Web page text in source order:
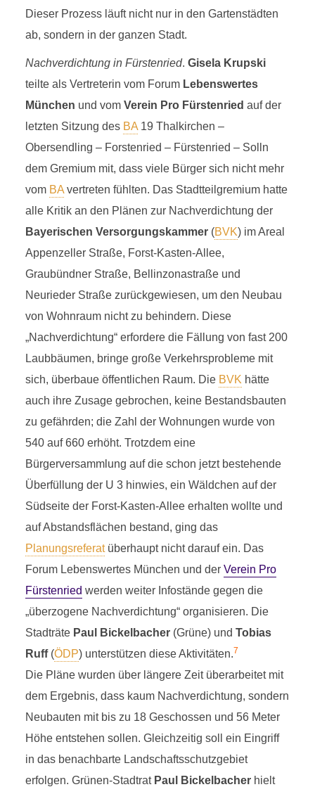
Dieser Prozess läuft nicht nur in den Gartenstädten
ab, sondern in der ganzen Stadt.
Nachverdichtung in Fürstenried. Gisela Krupski
teilte als Vertreterin vom Forum Lebenswertes
München und vom Verein Pro Fürstenried auf der
letzten Sitzung des BA19 Thalkirchen –
Obersendling – Forstenried – Fürstenried – Solln
dem Gremium mit, dass viele Bürger sich nicht mehr
vom BAvertreten fühlten. Das Stadtteilgremium hatte
alle Kritik an den Plänen zur Nachverdichtung der
Bayerischen Versorgungskammer(BVK) im Areal
Appenzeller Straße, Forst-Kasten-Allee,
Graubündner Straße, Bellinzonastraße und
Neurieder Straße zurückgewiesen, um den Neubau
von Wohnraum nicht zu behindern. Diese
„Nachverdichtung“ erfordere die Fällung von fast 200
Laubbäumen, bringe große Verkehrsprobleme mit
sich, überbaue öffentlichen Raum. Die BVK hätte
auch ihre Zusage gebrochen, keine Bestandsbauten
zu gefährden; die Zahl der Wohnungen wurde von
540 auf 660 erhöht. Trotzdem eine
Bürgerversammlung auf die schon jetzt bestehende
Überfüllung der U 3 hinwies, ein Wäldchen auf der
Südseite der Forst-Kasten-Allee erhalten wollte und
auf Abstandsflächen bestand, ging das
Planungsreferatüberhaupt nicht darauf ein. Das
Forum Lebenswertes München und der Verein Pro
Fürstenried werden weiter Infostände gegen die
„überzogene Nachverdichtung“ organisieren. Die
Stadträte Paul Bickelbacher(Grüne) und Tobias
Ruff(ÖDP) unterstützen diese Aktivitäten.7
Die Pläne wurden über längere Zeit überarbeitet mit
dem Ergebnis, dass kaum Nachverdichtung, sondern
Neubauten mit bis zu 18 Geschossen und 56 Meter
Höhe entstehen sollen. Gleichzeitig soll ein Eingriff
in das benachbarte Landschaftsschutzgebiet
erfolgen. Grünen-Stadtrat Paul Bickelbacherhielt